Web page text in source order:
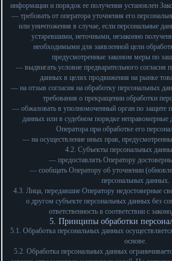
информации и порядок ее получения установлен
— требовать от оператора уточнения его
или уничтожения в случае, если персональные
устаревшими, неточными, незаконно
необходимыми для заявленной цели
предусмотренные законом меры по
— выдвигать условие предварительного согласия
данных в целях продвижения на рынке
— на отзыв согласия на обработку персональных
требования о прекращении обработки
— обжаловать в уполномоченный орган по защите
данных или в судебном порядке неправомерные
Оператора при обработке его
— на осуществление иных прав,
4.2. Субъекты персональных
— предоставлять Оператору
— сообщать Оператору об уточнении
персональных данных.
4.3. Лица, передавшие Оператору недостоверные
о другом субъекте персональных данных без
ответственность в соответствии с
5. Принципы обработки
5.1. Обработка персональных данных
основе.
5.2. Обработка персональных данных